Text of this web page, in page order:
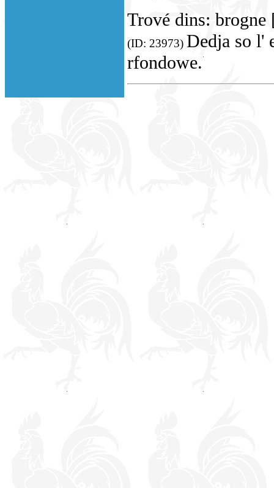
Trové dins:
(ID: 23973) Dedja so l'
rfondowe.